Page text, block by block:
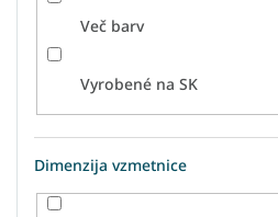
Več barv
Vyrobené na SK
Dimenzija vzmetnice